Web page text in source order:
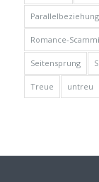
Parallelbeziehung
Romance-
Seitensprung
Treue untreu